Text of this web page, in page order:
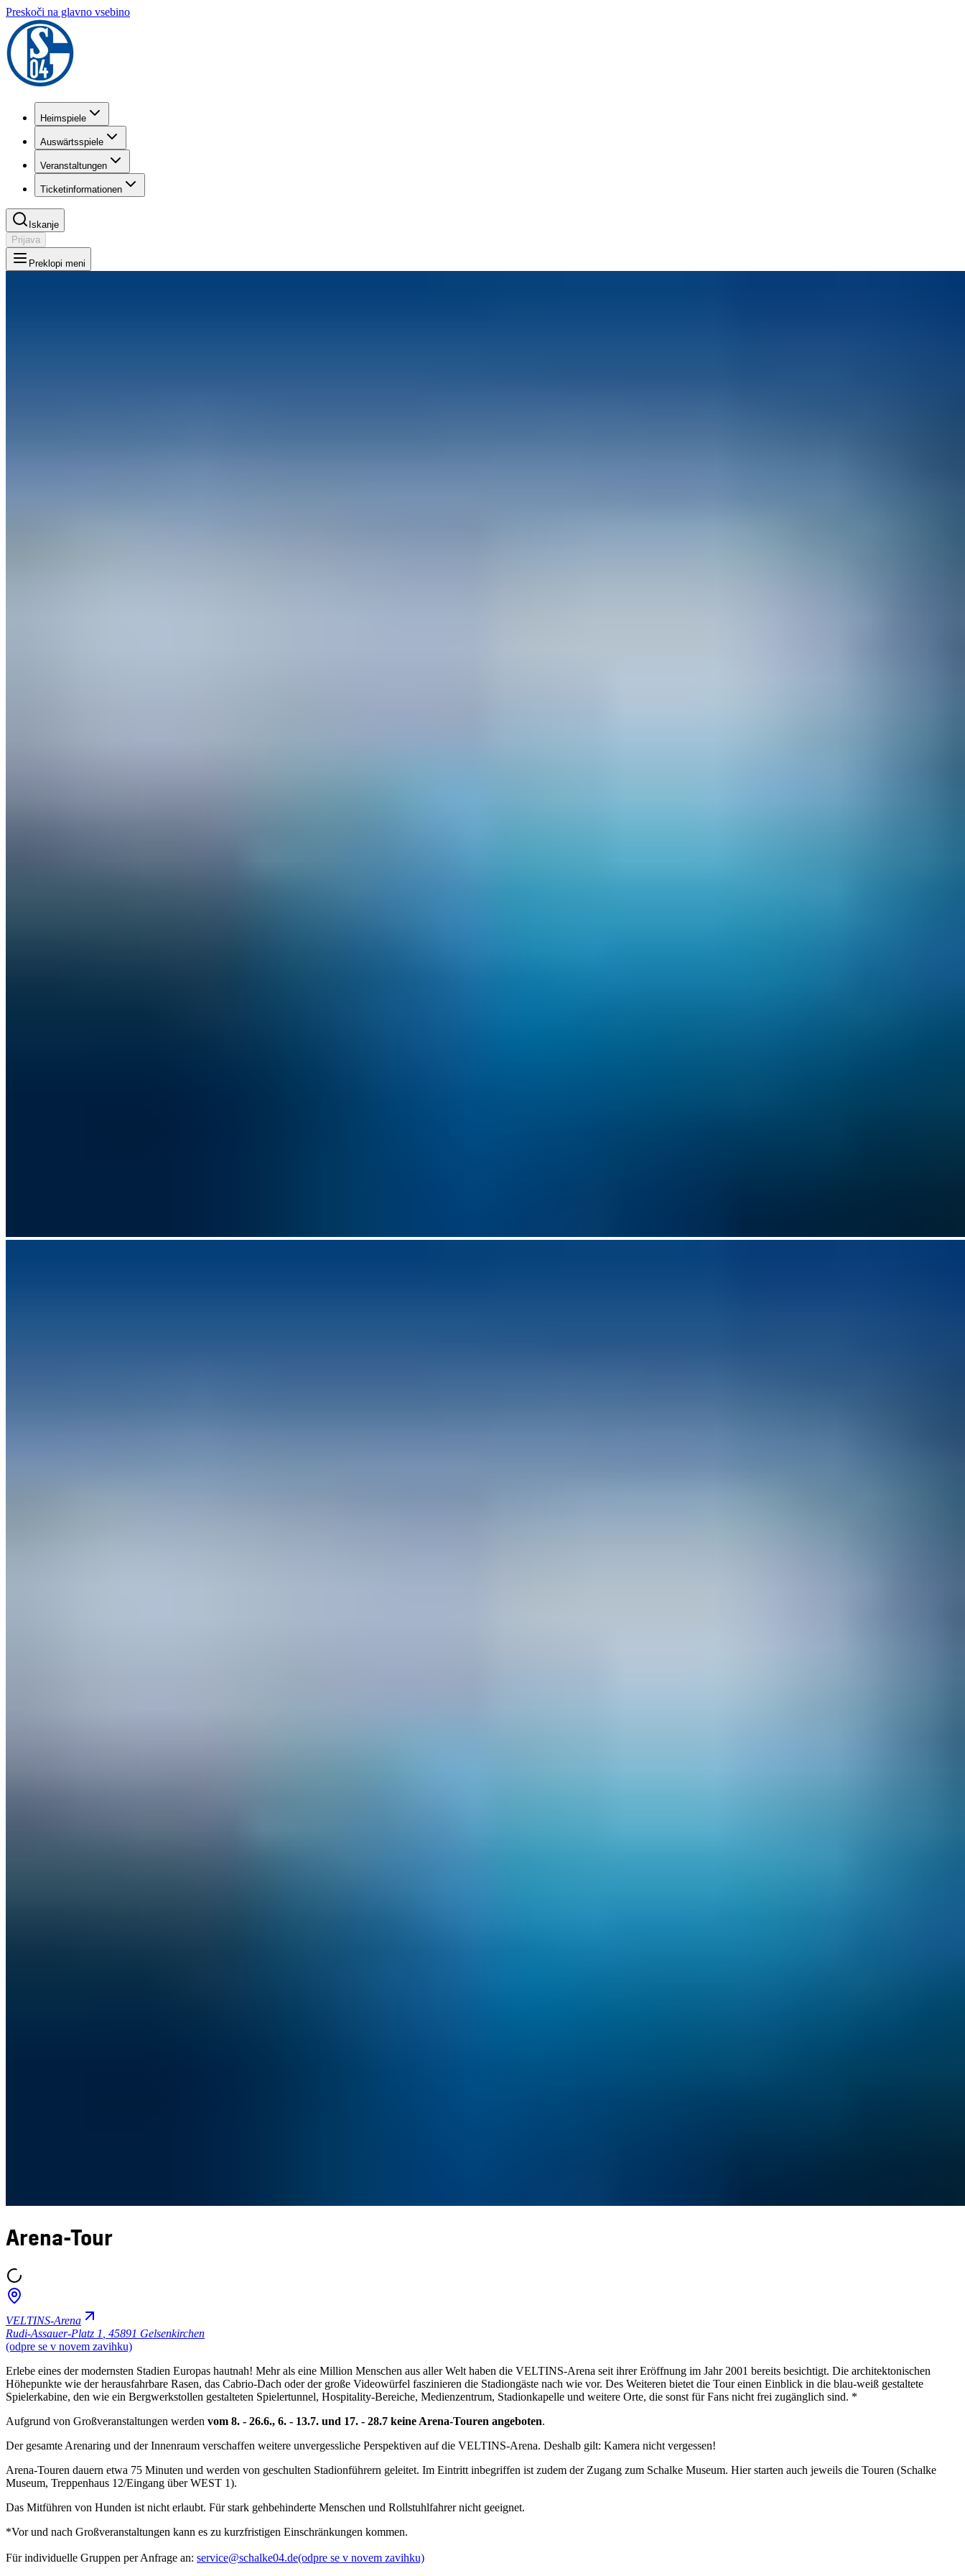
Preskoči na glavno vsebino
Heimspiele
Auswärtsspiele
Veranstaltungen
Ticketinformationen
Iskanje
Prijava
Preklopi meni
Arena-Tour
VELTINS-Arena
Rudi-Assauer-Platz 1 45891 Gelsenkirchen
(odpre se v novem zavihku)
Erlebe eines der modernsten Stadien Europas hautnah! Mehr als eine Million Menschen aus aller Welt haben die VELTINS-Arena seit ihrer Eröffnung im Jahr 2001 bereits besichtigt. Die architektonischen
Höhepunkte wie der herausfahrbare Rasen, das Cabrio-Dach oder der große Videowürfel faszinieren die Stadiongäste nach wie vor. Des Weiteren bietet die Tour einen Einblick in die blau-weiß gestaltete
Spielerkabine, den wie ein Bergwerkstollen gestalteten Spielertunnel, Hospitality-Bereiche, Medienzentrum, Stadionkapelle und weitere Orte, die sonst für Fans nicht frei zugänglich sind. *
Aufgrund von Großveranstaltungen werden vom 8. - 26.6., 6. - 13.7. und 17. - 28.7 keine Arena-Touren angeboten.
Der gesamte Arenaring und der Innenraum verschaffen weitere unvergessliche Perspektiven auf die VELTINS-Arena. Deshalb gilt: Kamera nicht vergessen!
Arena-Touren dauern etwa 75 Minuten und werden von geschulten Stadionführern geleitet. Im Eintritt inbegriffen ist zudem der Zugang zum Schalke Museum. Hier starten auch jeweils die Touren (Schalke
Museum, Treppenhaus 12/Eingang über WEST 1).
Das Mitführen von Hunden ist nicht erlaubt. Für stark gehbehinderte Menschen und Rollstuhlfahrer nicht geeignet.
*Vor und nach Großveranstaltungen kann es zu kurzfristigen Einschränkungen kommen.
Für individuelle Gruppen per Anfrage an: service@schalke04.de(odpre se v novem zavihku)